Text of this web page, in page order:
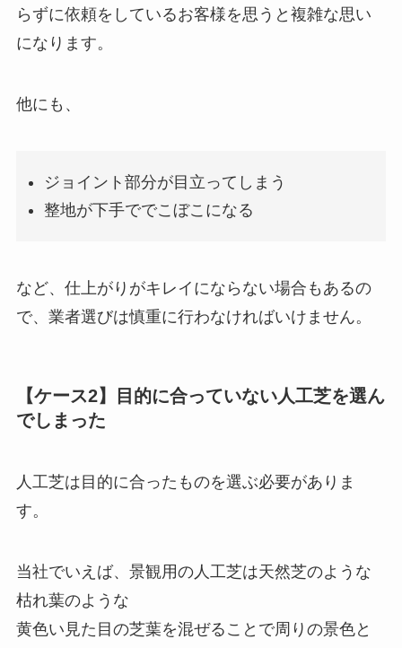
らずに依頼をしているお客様を思うと複雑な思い
になります。
他にも、
ジョイント部分が目立ってしまう
整地が下手ででこぼこになる
など、仕上がりがキレイにならない場合もあるの
で、業者選びは慎重に行わなければいけません。
【ケース2】目的に合っていない人工芝を選ん
でしまった
人工芝は目的に合ったものを選ぶ必要がありま
す。
当社でいえば、景観用の人工芝は天然芝のような
枯れ葉のような
黄色い見た目の芝葉を混ぜることで周りの景色と